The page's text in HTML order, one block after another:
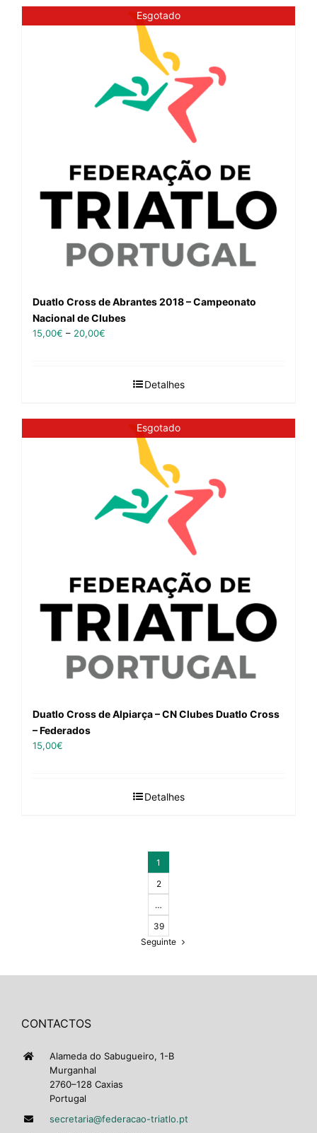
Esgotado
Duatlo Cross de Abrantes 2018 – Campeonato
Nacional de Clubes
15,00€ – 20,00€
Detalhes
Esgotado
Duatlo Cross de Alpiarça – CN Clubes Duatlo Cross
– Federados
15,00€
Detalhes
1
2
…
39
Seguinte
CONTACTOS
Alameda do Sabugueiro, 1-B
Murganhal
2760–128 Caxias
Portugal
secretaria@federacao-triatlo.pt